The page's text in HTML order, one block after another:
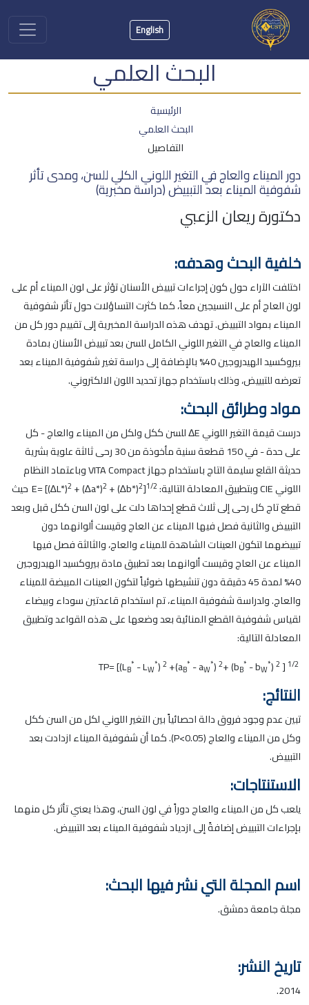
English
البحث العلمي
الرئيسية
البحث العلمي
التفاصيل
دور الميناء والعاج في التغير اللوني الكلي للسن، ومدى تأثر
شفوفية الميناء بعد التبييض (دراسة مخبرية)
دكتورة ريعان الزعبي
خلفية البحث وهدفه:
اختلفت الآراء حول كون إجراءات تبييض الأسنان تؤثر على لون الميناء أم على
لون العاج أم على النسيجين معاً، كما كثرت التساؤلات حول تأثر شفوفية
الميناء بمواد التبييض. تهدف هذه الدراسة المخبرية إلى تقييم دور كل من
الميناء والعاج في التغير اللوني الكامل للسن بعد تبييض الأسنان بمادة
بيروكسيد الهيدروجين 40% بالإضافة إلى دراسة تغير شفوفية الميناء بعد
تعرضه للتبييض، وذلك باستخدام جهاز تحديد اللون الالكتروني.
مواد وطرائق البحث:
درست قيمة التغير اللوني
ΔE للسن ككل ولكل من الميناء والعاج - كل
على حدة - في 150 قطعة سنية مأخوذة من 30 رحى ثالثة علوية بشرية
حديثة القلع سليمة التاج باستخدام جهاز VITA Compact وباعتماد النظام
اللوني CIE وبتطبيق المعادلة التالية:
E= [(∆L*)2 + (∆a*)2 + (∆b*)2]1/2
حيث
قطع تاج كل رحى إلى ثلاث قطع إحداها دلت على لون السن ككل قبل وبعد
التبييض والثانية فصل فيها الميناء عن العاج وقيست ألوانهما دون
تبييضهما لتكون العينات الشاهدة للميناء والعاج، والثالثة فصل فيها
الميناء عن العاج وقيست ألوانهما بعد تطبيق مادة بيروكسيد الهيدروجين
40% لمدة 45 دقيقة دون تنشيطها ضوئياً لتكون العينات المبيضة للميناء
والعاج. ولدراسة شفوفية الميناء، تم استخدام قاعدتين سوداء وبيضاء
لقياس شفوفية القطع المنائية بعد وضعها على هذه القواعد وتطبيق
المعادلة التالية:
B* - LW*) 2 +(aB* - aW*) 2+ (bB* - bW*) 2 ] 1/2
النتائج:
تبين عدم وجود فروق دالة احصائياً بين التغير اللوني لكل من السن ككل
وكل من الميناء والعاج (P<0.05). كما أن شفوفية الميناء ازدادت بعد
التبييض.
الاستنتاجات:
يلعب كل من الميناء والعاج دوراً في لون السن، وهذا يعني تأثر كل منهما
بإجراءات التبييض إضافةً إلى ازدياد شفوفية الميناء بعد التبييض.
اسم المجلة التي نشر فيها البحث:
مجلة جامعة دمشق.
تاريخ النشر:
2014.